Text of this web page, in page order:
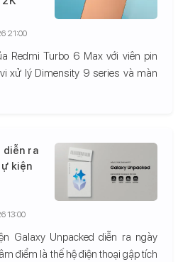
Redmi Turbo 6 Max với viên pin
xử lý Dimensity 9 series và màn
21:00
diễn ra
kiện
Galaxy Unpacked diễn ra ngày
điểm là thế hệ điện thoại gập tích
13:00